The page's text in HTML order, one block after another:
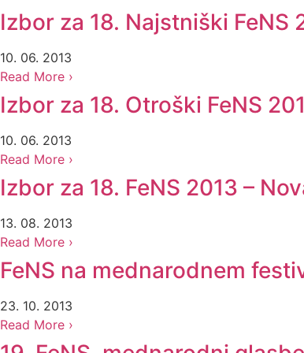
Izbor za 18. Najstniški FeNS
10. 06. 2013
Read More ›
Izbor za 18. Otroški FeNS
10. 06. 2013
Read More ›
Izbor za 18. FeNS 2013 –
13. 08. 2013
Read More ›
FeNS na mednarodnem
23. 10. 2013
Read More ›